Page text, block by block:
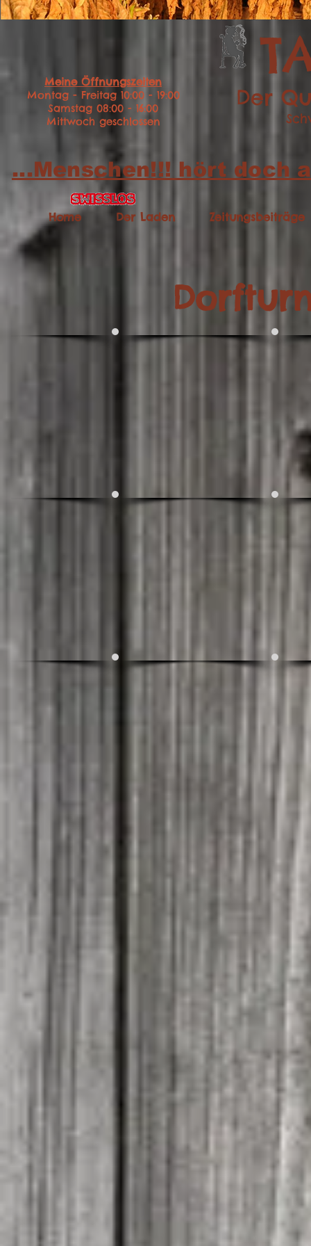
Meine Öffnungszeiten
Montag - Freitag 10:00 - 19:00
Samstag 08:00 - 16:00
Mittwoch geschlossen
Der
...Menschen!!! hört doch
Home Der Laden Zeitungsbeiträge